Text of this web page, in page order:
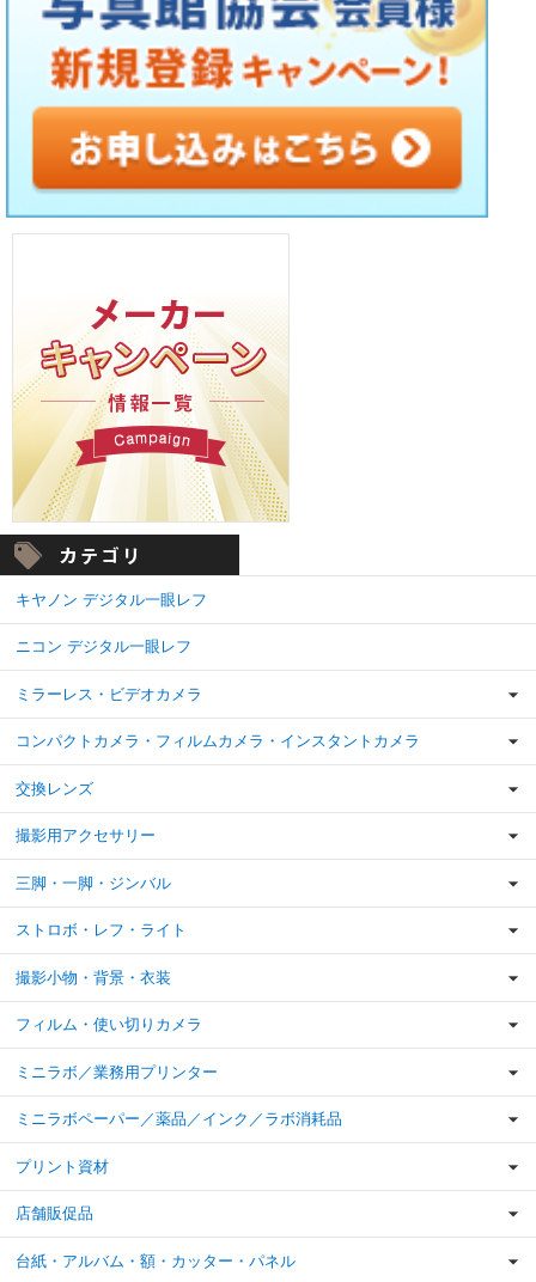
キヤノン デジタル一眼レフ
ニコン デジタル一眼レフ
ミラーレス・ビデオカメラ
コンパクトカメラ・フィルムカメラ・インスタントカメラ
交換レンズ
撮影用アクセサリー
三脚・一脚・ジンバル
ストロボ・レフ・ライト
撮影小物・背景・衣装
フィルム・使い切りカメラ
ミニラボ／業務用プリンター
ミニラボペーパー／薬品／インク／ラボ消耗品
プリント資材
店舗販促品
台紙・アルバム・額・カッター・パネル